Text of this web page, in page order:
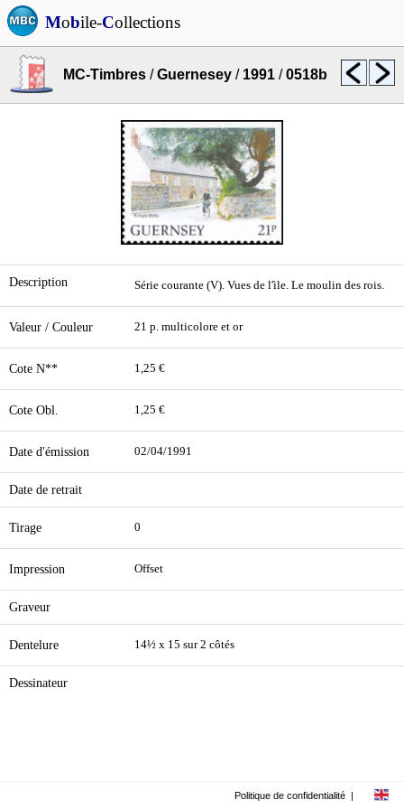
Mobile-Collections
MC-Timbres /Guernesey / 1991 /0518b
Description Série courante (V). Vues de l'ìle. Le moulin des rois.
Valeur / Couleur 21 p. multicolore et or
Cote N** 1,25 €
Cote Obl. 1,25 €
Date d'émission 02/04/1991
Date de retrait
Tirage 0
Impression Offset
Graveur
Dentelure 14½ x 15 sur 2 côtés
Dessinateur
Politique de confidentialité |